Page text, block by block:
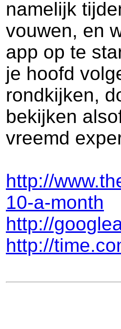
namelijk
vouwen, en
app op te
je hoofd
rondkijken,
bekijken
vreemd
http://
10-a-month
http://
http://